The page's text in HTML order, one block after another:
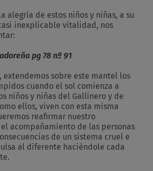
alegría de estos niños y niñas, a su
inexplicable vitalidad, nos
pg 78 nº 91
extendemos sobre este mantel los
cuando el sol comienza a
niños y niñas del Gallinero y de
ellos, viven con esta misma
reafirmar nuestro
acompañamiento de las personas
de un sistema cruel e
al diferente haciéndole cada